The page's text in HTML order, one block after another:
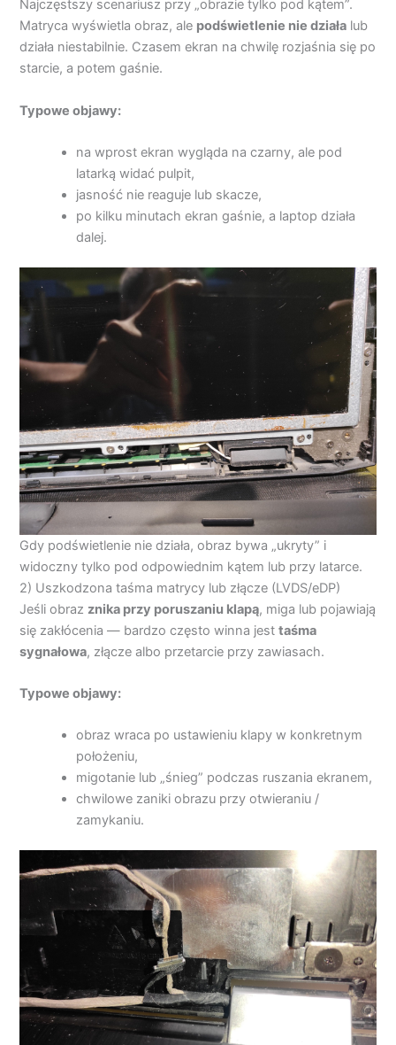
Najczęstszy scenariusz przy „obrazie tylko pod kątem”.
Matryca wyświetla obraz, ale podświetlenie nie działa lub
działa niestabilnie. Czasem ekran na chwilę rozjaśnia się po
starcie, a potem gaśnie.
Typowe objawy:
na wprost ekran wygląda na czarny, ale pod
latarką widać pulpit,
jasność nie reaguje lub skacze,
po kilku minutach ekran gaśnie, a laptop działa
dalej.
Gdy podświetlenie nie działa, obraz bywa „ukryty” i
widoczny tylko pod odpowiednim kątem lub przy latarce.
2) Uszkodzona taśma matrycy lub złącze (LVDS/eDP)
Jeśli obraz znika przy poruszaniu klapą, miga lub pojawiają
się zakłócenia — bardzo często winna jesttaśma
sygnałowa, złącze albo przetarcie przy zawiasach.
Typowe objawy:
obraz wraca po ustawieniu klapy w konkretnym
położeniu,
migotanie lub „śnieg” podczas ruszania ekranem,
chwilowe zaniki obrazu przy otwieraniu /
zamykaniu.